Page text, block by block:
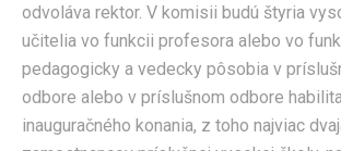
odvoláva rektor. V komisii budú štyria
učitelia vo funkcii profesora alebo vo
pedagogicky a vedecky pôsobia v
odbore alebo v príslušnom odbore
inauguračného konania, z toho najviac